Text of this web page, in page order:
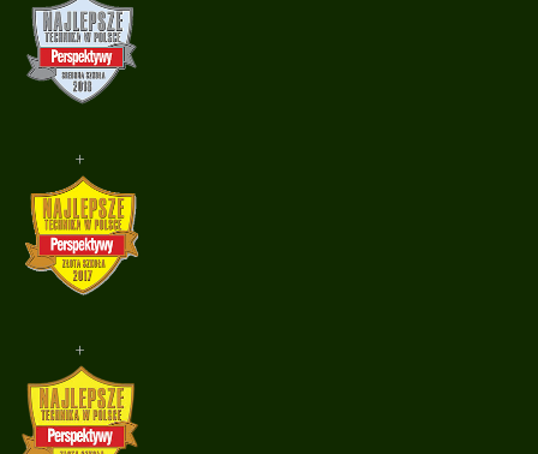
+
+